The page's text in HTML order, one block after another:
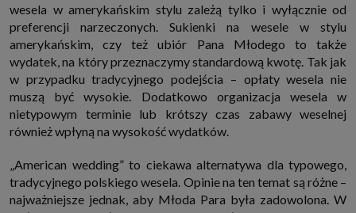
wesela w amerykańskim stylu zależą tylko i wyłącznie od
preferencji narzeczonych. Sukienki na wesele w stylu
amerykańskim, czy też ubiór Pana Młodego to także
wydatek, na który przeznaczymy standardową kwotę. Tak jak
w przypadku tradycyjnego podejścia – opłaty wesela nie
muszą być wysokie. Dodatkowo organizacja wesela w
nietypowym terminie lub krótszy czas zabawy weselnej
również wpłyną na wysokość wydatków.
„American wedding” to ciekawa alternatywa dla typowego,
tradycyjnego polskiego wesela. Opinie na ten temat są różne –
najważniejsze jednak, aby Młoda Para była zadowolona. W